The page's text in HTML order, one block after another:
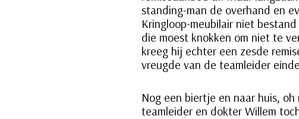
standing-man de overhand en
Kringloop-meubilair niet
die moest knokken om niet te
kreeg hij echter een zesde
vreugde van de teamleider
Nog een biertje en naar huis,
teamleider en dokter Willem